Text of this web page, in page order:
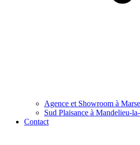
Agence et Showroom à
Sud Plaisance à Mandelieu-
Contact